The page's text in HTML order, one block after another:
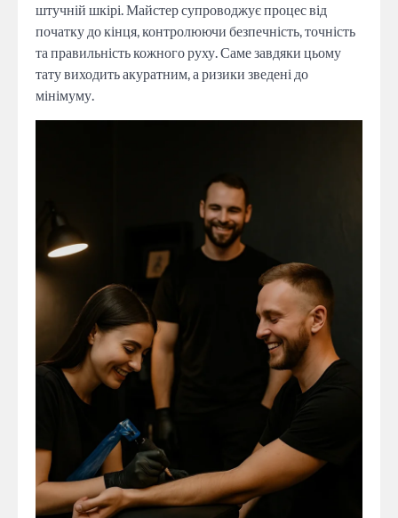
штучній шкірі. Майстер супроводжує процес від
початку до кінця, контролюючи безпечність, точність
та правильність кожного руху. Саме завдяки цьому
тату виходить акуратним, а ризики зведені до
мінімуму.